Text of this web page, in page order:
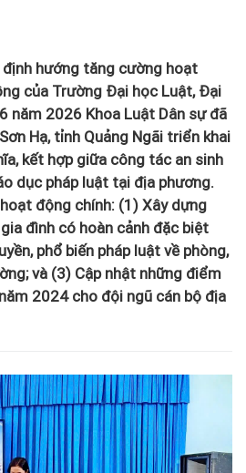
định hướng tăng cường hoạt
của Trường Đại học Luật, Đại
năm 2026 Khoa Luật Dân sự đã
Hạ, tỉnh Quảng Ngãi triển khai
kết hợp giữa công tác an sinh
dục pháp luật tại địa phương.
động chính: (1) Xây dựng
đình có hoàn cảnh đặc biệt
phổ biến pháp luật về phòng,
và (3) Cập nhật những điểm
2024 cho đội ngũ cán bộ địa